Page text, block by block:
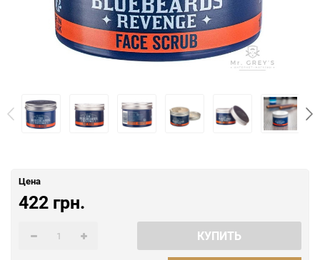
Цена
422 грн.
КУПИТЬ